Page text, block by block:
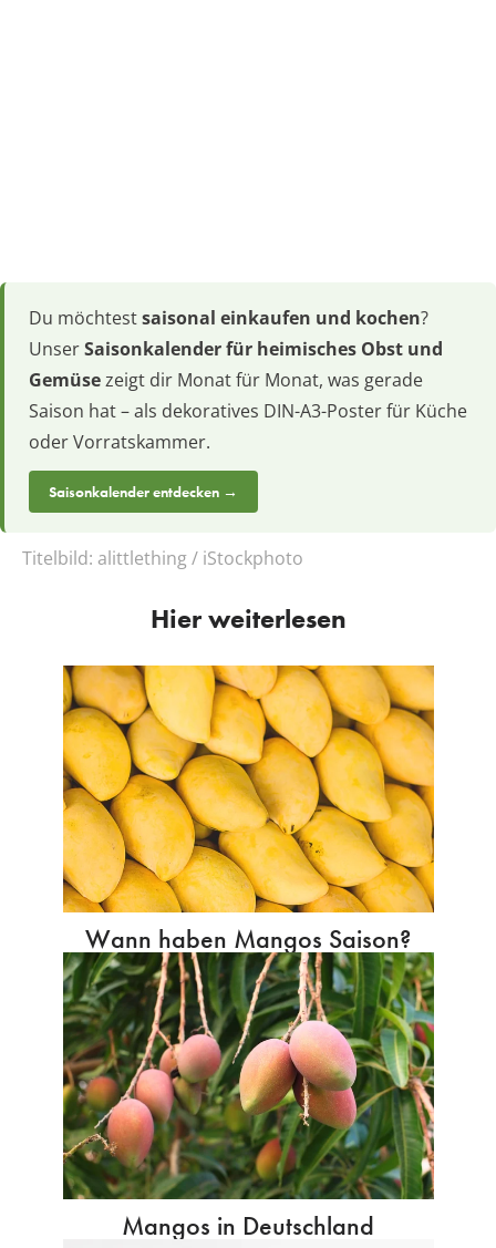
Du möchtestsaisonal einkaufen und kochen?
UnserSaisonkalender für heimisches Obst und
Gemüsezeigt dir Monat für Monat, was gerade
Saison hat – als dekoratives DIN-A3-Poster für Küche
oder Vorratskammer.
Saisonkalender entdecken →
Titelbild: alittlething / iStockphoto
Hier weiterlesen
Wann haben Mangos Saison?
Mangos in Deutschland